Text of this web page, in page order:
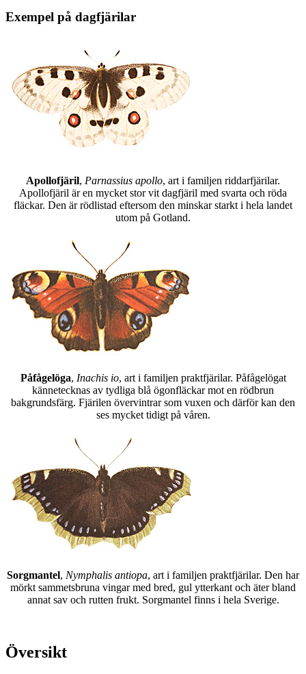
Exempel på dagfjärilar
Apollofjäril, Parnassius apollo, art i familjen riddarfjärilar.
Apollofjäril är en mycket stor vit dagfjäril med svarta och röda
fläckar. Den är rödlistad eftersom den minskar starkt i hela landet
utom på Gotland.
Påfågelöga, Inachis io, art i familjen praktfjärilar. Påfågelögat
kännetecknas av tydliga blå ögonfläckar mot en rödbrun
bakgrundsfärg. Fjärilen övervintrar som vuxen och därför kan den
ses mycket tidigt på våren.
Sorgmantel, Nymphalis antiopa, art i familjen praktfjärilar. Den har
mörkt sammetsbruna vingar med bred, gul ytterkant och äter bland
annat sav och rutten frukt. Sorgmantel finns i hela Sverige.
Översikt